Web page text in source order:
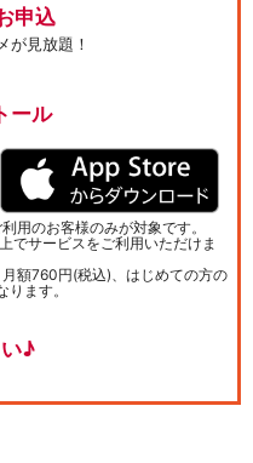
申込
が見放題！
ール
用のお客様のみが対象です。
でサービスをご利用いただけま
額760円(税込)、はじめての方の
ます。
♪